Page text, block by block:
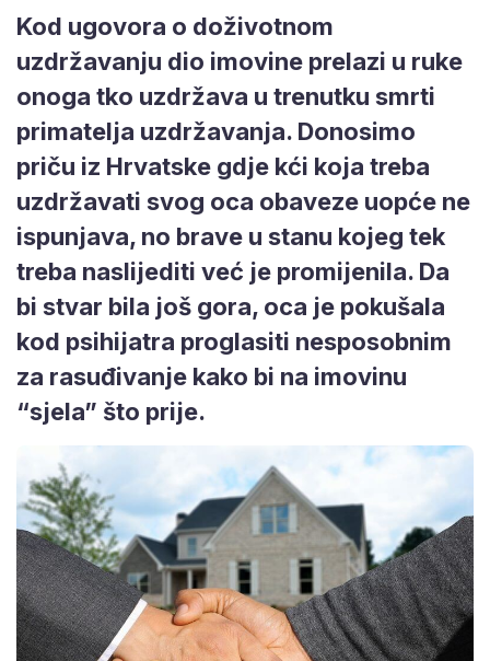
Kod ugovora o doživotnom
uzdržavanju dio imovine prelazi u ruke
onoga tko uzdržava u trenutku smrti
primatelja uzdržavanja. Donosimo
priču iz Hrvatske gdje kći koja treba
uzdržavati svog oca obaveze uopće ne
ispunjava, no brave u stanu kojeg tek
treba naslijediti već je promijenila. Da
bi stvar bila još gora, oca je pokušala
kod psihijatra proglasiti nesposobnim
za rasuđivanje kako bi na imovinu
“sjela” što prije.